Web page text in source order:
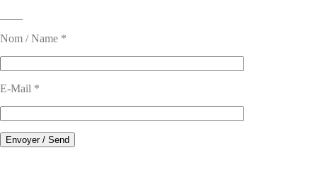
Nom / Name *
E-Mail *